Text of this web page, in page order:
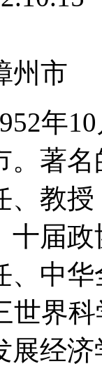
州市
年
。著
、教
十届
、中
世界
展经